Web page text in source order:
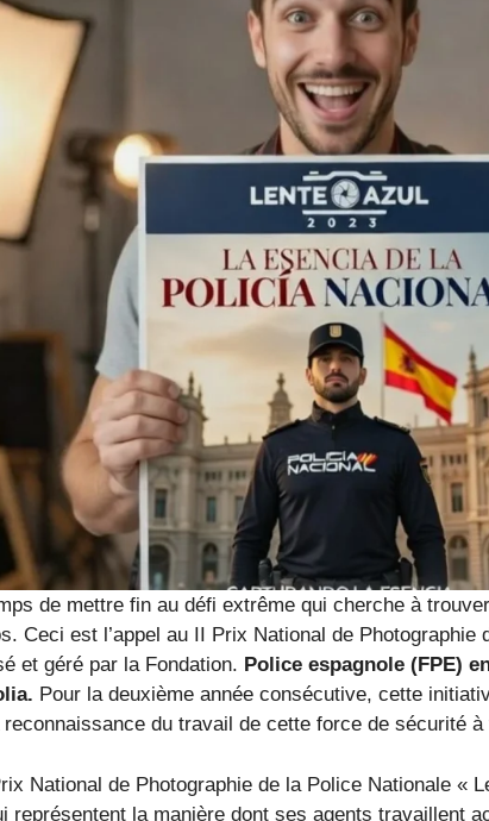
de mettre fin au défi extrême qui cherche à
Ceci est l’appel au II Prix National de Photographie
et géré par la Fondation. Police espagnole (FPE)
Pour la deuxième année consécutive, cette
du travail de cette force de sécurité
National de Photographie de la Police Nationale «
représentent la manière dont ses agents travaillent